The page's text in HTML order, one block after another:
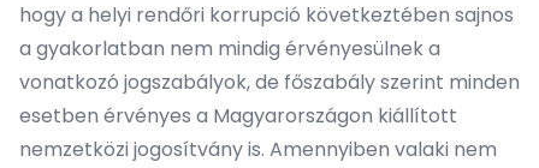
hogy a helyi rendőri korrupció következtében sajnos
a gyakorlatban nem mindig érvényesülnek a
vonatkozó jogszabályok, de főszabály szerint minden
esetben érvényes a Magyarországon kiállított
nemzetközi jogosítvány is. Amennyiben valaki nem